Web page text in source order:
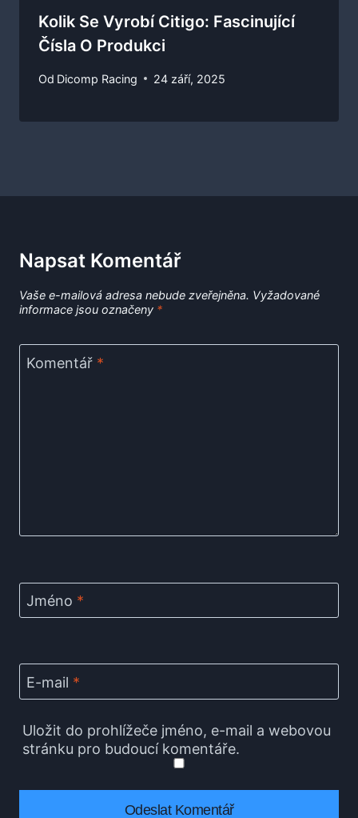
Kolik Se Vyrobí Citigo: Fascinující
Čísla O Produkci
Od Dicomp Racing 24 září, 2025
Napsat Komentář
Vaše e-mailová adresa nebude zveřejněna. Vyžadované
informace jsou označeny *
Komentář *
Jméno *
E-mail *
Uložit do prohlížeče jméno, e-mail a webovou
stránku pro budoucí komentáře.